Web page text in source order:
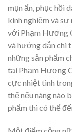
mụn ẩn, phục hồi
kinh nghiệm và sự
với Phạm Hương
và hướng dẫn chi
những sản phẩm
tại Phạm Hương
cực nhiệt tình
thế nếu nàng nào
phẩm thì có thể